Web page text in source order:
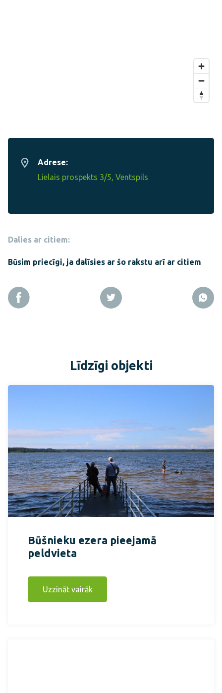
Adrese:
Lielais prospekts 3/5, Ventspils
Dalies ar citiem:
Būsim priecīgi, ja dalīsies ar šo rakstu arī ar citiem
Līdzīgi objekti
Būšnieku ezera pieejamā
peldvieta
Uzzināt vairāk